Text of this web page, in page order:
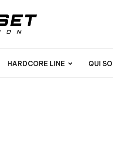
HARDCORE LINE QUI